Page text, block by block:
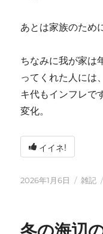
あとは家族のため
ちなみに我が家は
ってくれた人には
キ代もインフレで
変化。
イイネ!
投
2026年1月6日
カ
ー
雑記